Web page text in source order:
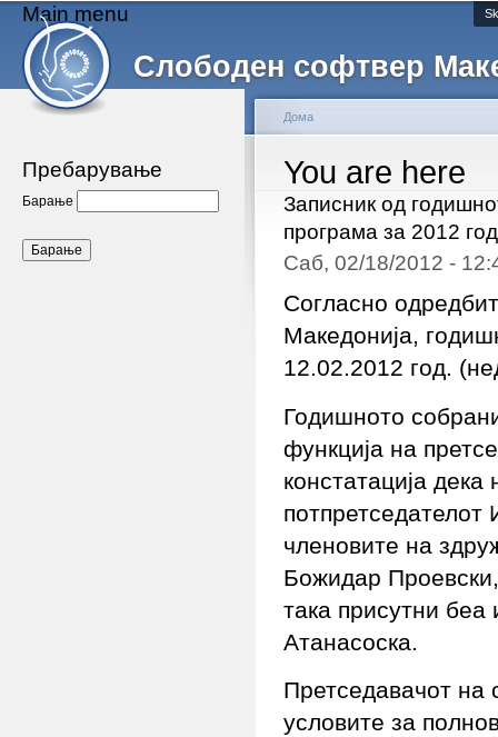
Слободен софтвер
Main menu
Пребарување
Барање
You are here
Дома
Записник од
програма за 2012
Саб, 02/18/2012 -
Согласно
Македонија,
12.02.2012 год.
Годишното
функција на
констатација
потпретседателот
членовите на
Божидар
така присутни
Атанасоска.
Претседавачот на
условите за